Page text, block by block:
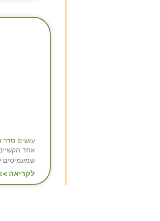
עושים סדר
אחד
שמעמיסים
לקריאה